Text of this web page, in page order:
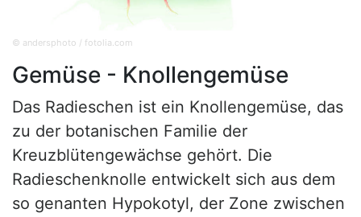
© andersphoto / fotolia.com
Gemüse - Knollengemüse
Das Radieschen ist ein Knollengemüse, das
zu der botanischen Familie der
Kreuzblütengewächse gehört. Die
Radieschenknolle entwickelt sich aus dem
so genanten Hypokotyl, der Zone zwischen